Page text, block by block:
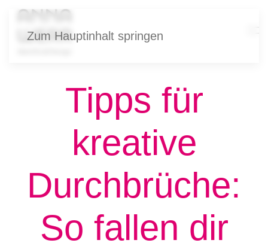
Zum Hauptinhalt springen
Tipps für
kreative
Durchbrüche:
So fallen dir